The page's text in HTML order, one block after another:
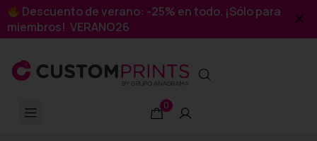
Descuento de verano: -25% en todo. ¡Sólo para
miembros! VERANO26
0